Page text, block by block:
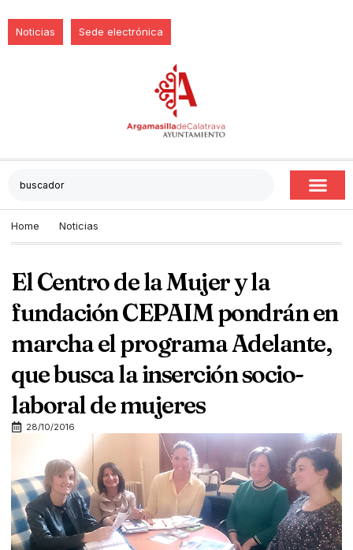
Noticias Sede electrónica
Home Noticias
El Centro de la Mujer y la
fundación CEPAIM pondrán en
marcha el programa Adelante,
que busca la inserción socio-
laboral de mujeres
28/10/2016